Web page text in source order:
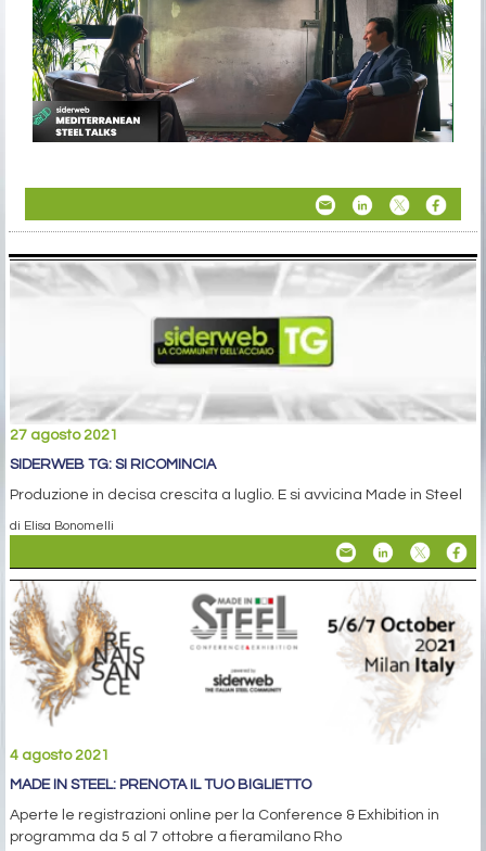
27 agosto 2021
SIDERWEB TG: SI RICOMINCIA
Produzione in decisa crescita a luglio. E si avvicina Made in Steel
di Elisa Bonomelli
4 agosto 2021
MADE IN STEEL: PRENOTA IL TUO BIGLIETTO
Aperte le registrazioni online per la Conference & Exhibition in
programma da 5 al 7 ottobre a fieramilano Rho